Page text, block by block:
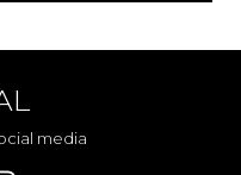
media